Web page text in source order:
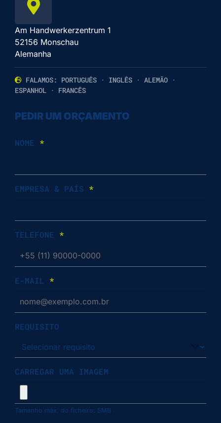
Am Handwerkerzentrum 1
52156 Monschau
Alemanha
FALAMOS: PORTUGUÊS · INGLÊS · ALEMÃO ·
ESPANHOL · FRANCÊS
PEDIR UM ORÇAMENTO
NOME *
EMPRESA & PAÍS *
TELEFONE *
E-MAIL *
REQUISITO
CARREGAR UMA IMAGEM
Tamanho máx. do ficheiro: 5MB